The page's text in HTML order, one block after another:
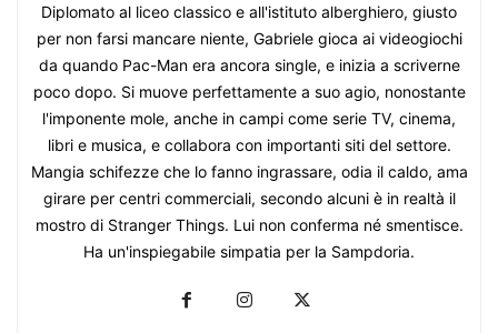
Diplomato al liceo classico e all'istituto alberghiero, giusto
per non farsi mancare niente, Gabriele gioca ai videogiochi
da quando Pac-Man era ancora single, e inizia a scriverne
poco dopo. Si muove perfettamente a suo agio, nonostante
l'imponente mole, anche in campi come serie TV, cinema,
libri e musica, e collabora con importanti siti del settore.
Mangia schifezze che lo fanno ingrassare, odia il caldo, ama
girare per centri commerciali, secondo alcuni è in realtà il
mostro di Stranger Things. Lui non conferma né smentisce.
Ha un'inspiegabile simpatia per la Sampdoria.